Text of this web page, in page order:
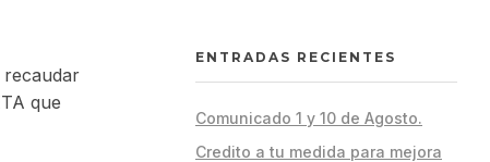
recaudar
que
ENTRADAS RECIENTES
Comunicado 1 y 10 de Agosto.
Credito a tu medida para mejora